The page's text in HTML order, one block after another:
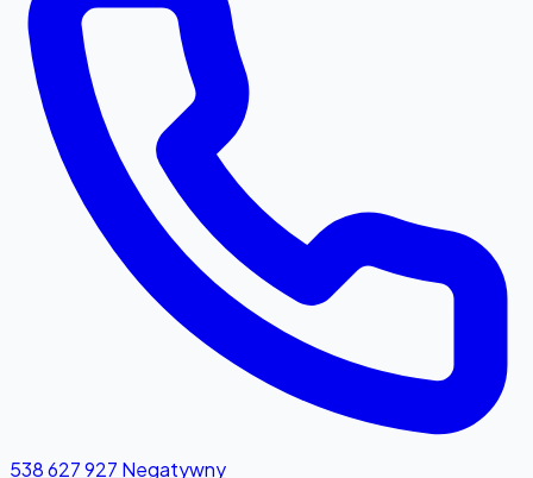
538 627 927 Negatywny